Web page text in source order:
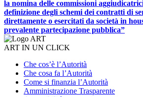
la nomina delle commissioni
definizione degli schemi dei contratti di
direttamente o esercitati da società in
prevalente partecipazione pubblica”
ART IN UN CLICK
Che cos’è l’Autorità
Che cosa fa l’Autorità
Come si finanzia l’Autorità
Amministrazione Trasparente